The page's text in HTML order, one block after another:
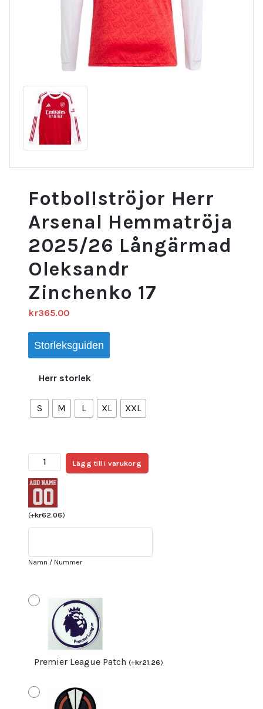
Fotbollströjor Herr
Arsenal Hemmatröja
2025/26 Långärmad
Oleksandr
Zinchenko 17
kr365.00
Storleksguiden
Herr storlek
S M L XL XXL
Fotbollströjor
Herr
Arsenal
Hemmatröja
2025/26
Långärmad
Zinchenko
Lägg till i varukorg
(+kr62.06)
Namn / Nummer
Premier League Patch (+kr21.26)